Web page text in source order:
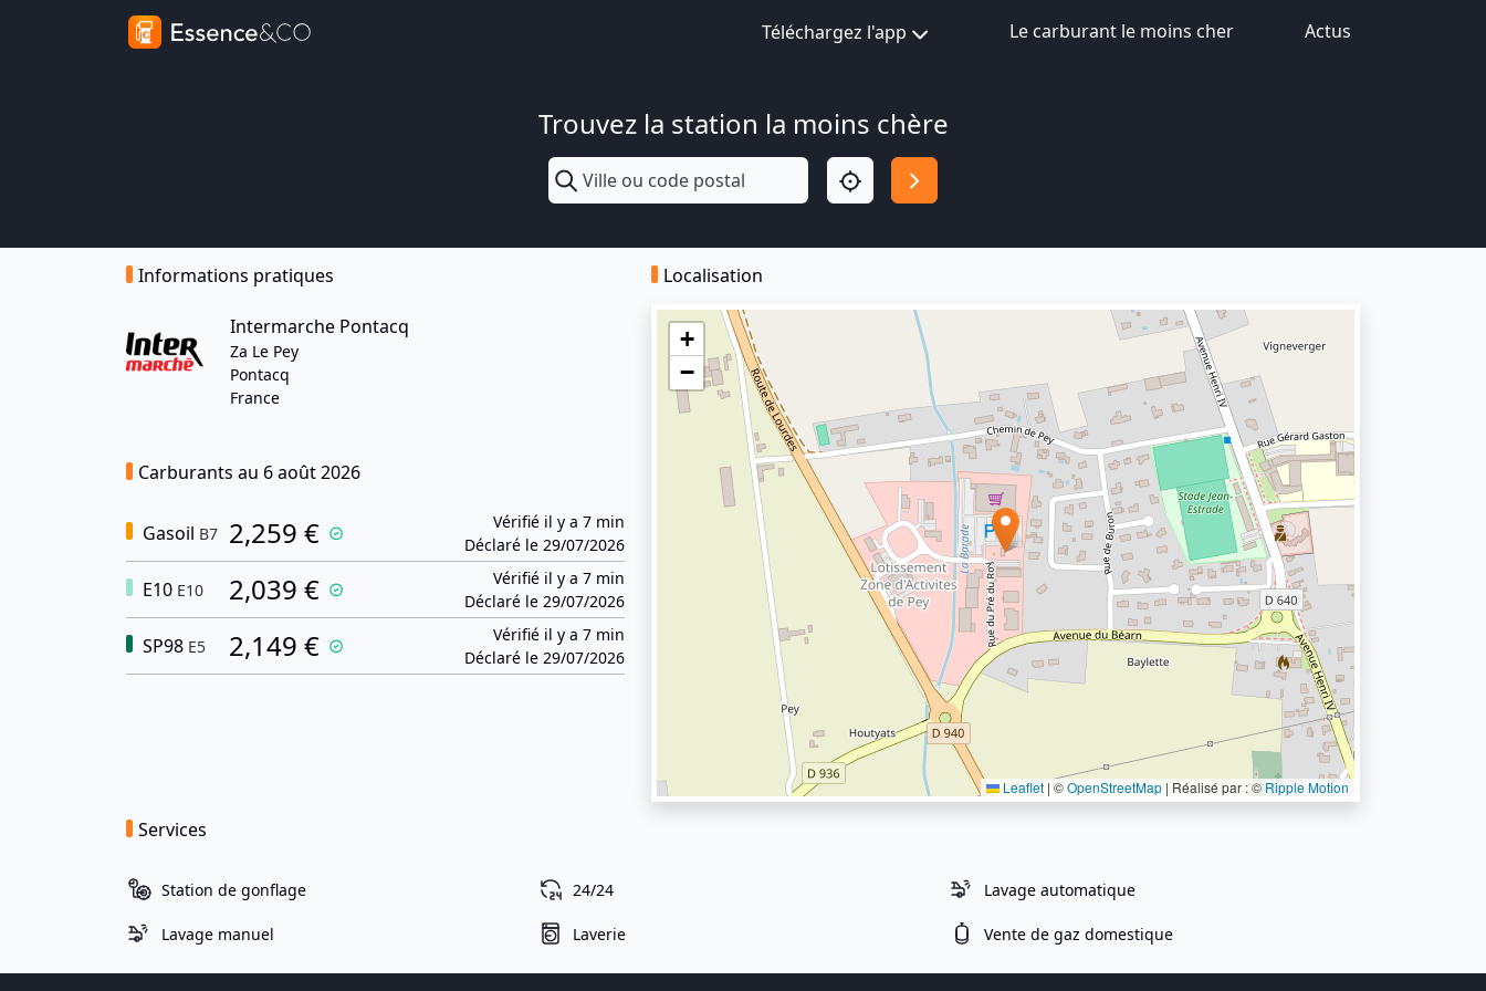
Téléchargez l'app Le carburant le moins cher Actus
Trouvez la station la moins chère
Informations pratiques
Intermarche Pontacq
Za Le Pey
Pontacq
France
Carburants au 6 août 2026
Gasoil B7 2,259 €
Vérifié il y a 7 min
Déclaré le 29/07/2026
E10 E10 2,039 €
Vérifié il y a 7 min
Déclaré le 29/07/2026
SP98 E5 2,149 €
Vérifié il y a 7 min
Déclaré le 29/07/2026
Localisation
+
−
Leaflet | ©OpenStreetMap | Réalisé par : © Ripple Motion
Services
Station de gonflage 24/24 Lavage automatique
Lavage manuel Laverie Vente de gaz domestique